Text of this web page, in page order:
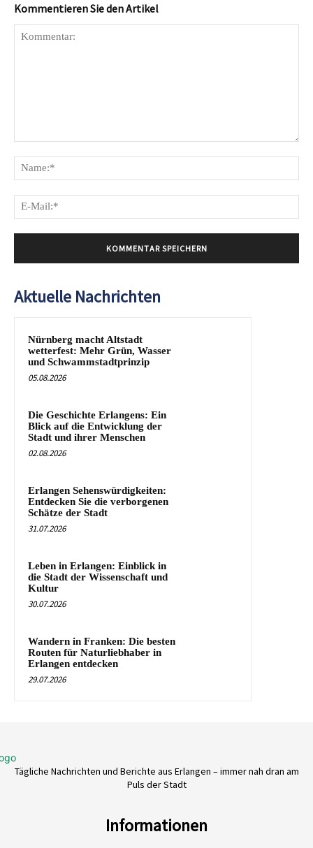
Kommentieren Sie den Artikel
Aktuelle Nachrichten
Nürnberg macht Altstadt
wetterfest: Mehr Grün, Wasser
und Schwammstadtprinzip
05.08.2026
Die Geschichte Erlangens: Ein
Blick auf die Entwicklung der
Stadt und ihrer Menschen
02.08.2026
Erlangen Sehenswürdigkeiten:
Entdecken Sie die verborgenen
Schätze der Stadt
31.07.2026
Leben in Erlangen: Einblick in
die Stadt der Wissenschaft und
Kultur
30.07.2026
Wandern in Franken: Die besten
Routen für Naturliebhaber in
Erlangen entdecken
29.07.2026
Tägliche Nachrichten und Berichte aus Erlangen – immer nah dran am
Puls der Stadt
Informationen